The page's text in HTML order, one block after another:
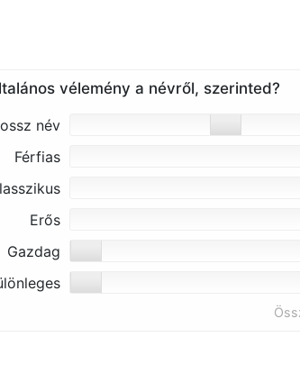
vélemény a névről, szerinted?
név
Férfias
Erős
Gazdag